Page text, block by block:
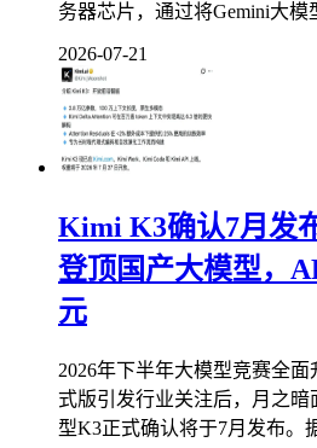
务器芯片，通过将Gemini大模
2026-07-21
Kimi K3确认7月发
登顶国产大模型，
元
2026年下半年大模型竞赛全面
式版引发行业关注后，月之
型K3正式确认将于7月发布。